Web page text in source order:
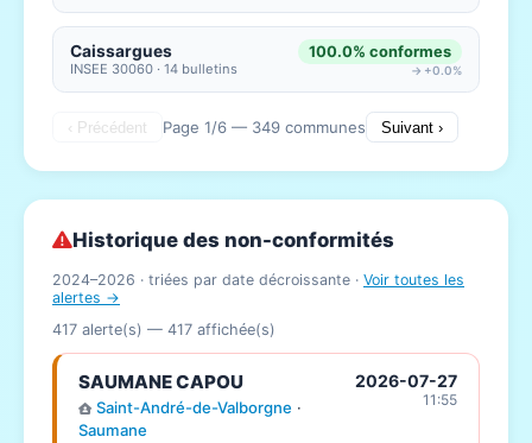
Caissargues
INSEE 30060 · 14 bulletins
100.0% conformes
→ +0.0%
‹ Précédent Page 1/6 — 349 communes Suivant ›
Historique des non-conformités
2024–2026 · triées par date décroissante · Voir toutes les
alertes →
417 alerte(s) — 417 affichée(s)
SAUMANE CAPOU
Saint-André-de-Valborgne ·
Saumane
2026-07-27
11:55